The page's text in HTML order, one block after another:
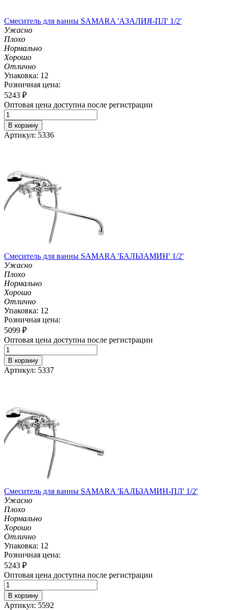
Смеситель для ванны SAMARA 'АЗАЛИЯ-ПЛ' 1/2'
Ужасно
Плохо
Нормально
Хорошо
Отлично
Упаковка: 12
Розничная цена:
5243 ₽
Оптовая цена доступна после регистрации
В корзину
Артикул: 5336
Смеситель для ванны SAMARA 'БАЛЬЗАМИН' 1/2'
Ужасно
Плохо
Нормально
Хорошо
Отлично
Упаковка: 12
Розничная цена:
5099 ₽
Оптовая цена доступна после регистрации
В корзину
Артикул: 5337
Смеситель для ванны SAMARA 'БАЛЬЗАМИН-ПЛ' 1/2'
Ужасно
Плохо
Нормально
Хорошо
Отлично
Упаковка: 12
Розничная цена:
5243 ₽
Оптовая цена доступна после регистрации
В корзину
Артикул: 5592